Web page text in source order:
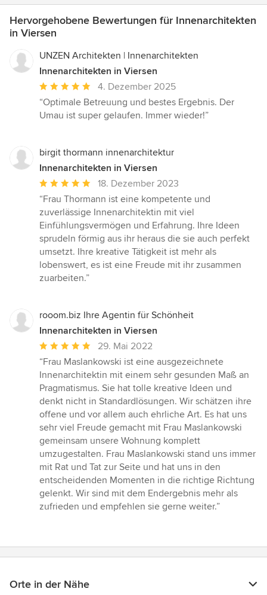
Hervorgehobene Bewertungen für Innenarchitekten
in Viersen
UNZEN Architekten | Innenarchitekten
Innenarchitekten in Viersen
Durchschnittliche
Bewertung:
5
Sternen
4. Dezember 2025
“Optimale Betreuung und bestes Ergebnis. Der
Umau ist super gelaufen. Immer wieder!”
birgit thormann innenarchitektur
Innenarchitekten in Viersen
Durchschnittliche
Bewertung:
5
von
5
Sternen
18. Dezember 2023
“Frau Thormann ist eine kompetente und
zuverlässige Innenarchitektin mit viel
Einfühlungsvermögen und Erfahrung. Ihre Ideen
sprudeln förmig aus ihr heraus die sie auch perfekt
umsetzt. Ihre kreative Tätigkeit ist mehr als
lobenswert, es ist eine Freude mit ihr zusammen
zuarbeiten.”
rooom.biz Ihre Agentin für Schönheit
Innenarchitekten in Viersen
Durchschnittliche
Bewertung:
5
von
5
Sternen
29. Mai 2022
“Frau Maslankowski ist eine ausgezeichnete
Innenarchitektin mit einem sehr gesunden Maß an
Pragmatismus. Sie hat tolle kreative Ideen und
denkt nicht in Standardlösungen. Wir schätzen ihre
offene und vor allem auch ehrliche Art. Es hat uns
sehr viel Freude gemacht mit Frau Maslankowski
gemeinsam unsere Wohnung komplett
umzugestalten. Frau Maslankowski stand uns immer
mit Rat und Tat zur Seite und hat uns in den
entscheidenden Momenten in die richtige Richtung
gelenkt. Wir sind mit dem Endergebnis mehr als
zufrieden und empfehlen sie gerne weiter.”
Orte in der Nähe